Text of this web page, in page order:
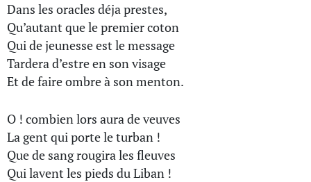
Dans les oracles déja prestes,
Qu’autant que le premier coton
Qui de jeunesse est le message
Tardera d’estre en son visage
Et de faire ombre à son menton.
O ! combien lors aura de veuves
La gent qui porte le turban !
Que de sang rougira les fleuves
Qui lavent les pieds du Liban !